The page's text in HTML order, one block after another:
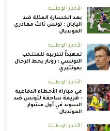
الأخبار الوطنية
بعد الخسارة المذلة ضد
اليابان : تونس ثالث مغادري
المونديال
الأخبار الوطنية
تمهيداً لتدريبه للمنتخب
التونسي : رونار يحط الرحال
بمونتيري
الأخبار الوطنية
في مباراة الأخطاء الدفاعية
: هزيمة ساحقة لتونس ضد
السويد في أول مشوار
المونديال
الأخبار الوطنية